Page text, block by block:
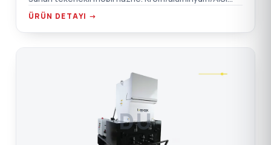
304 SST seçenekleri.
ÜRÜN DETAYI →
DÜ